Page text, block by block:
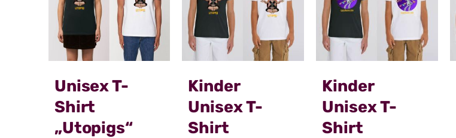
Unisex T-
Shirt
„Utopigs“
Kinder
Unisex T-
Shirt
Kinder
Unisex T-
Shirt